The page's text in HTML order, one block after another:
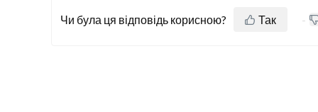
Чи була ця відповідь корисною? Так